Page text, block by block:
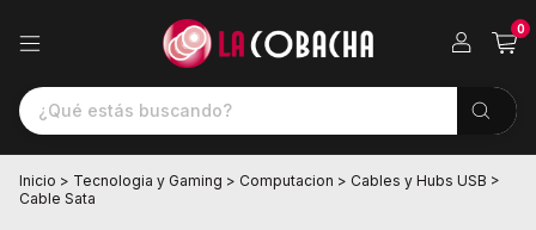
0
Inicio > Tecnologia y Gaming > Computacion > Cables y Hubs USB >
Cable Sata